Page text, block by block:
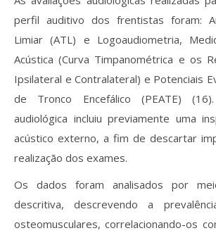
perfil auditivo dos frentistas foram:
Limiar (ATL) e Logoaudiometria,
Acústica (Curva Timpanométrica e os
Ipsilateral e Contralateral) e Potenciais
de Tronco Encefálico (PEATE)
audiológica incluiu previamente uma
acústico externo, a fim de descartar
realização dos exames.
Os dados foram analisados por
descritiva, descrevendo a
osteomusculares, correlacionando-os